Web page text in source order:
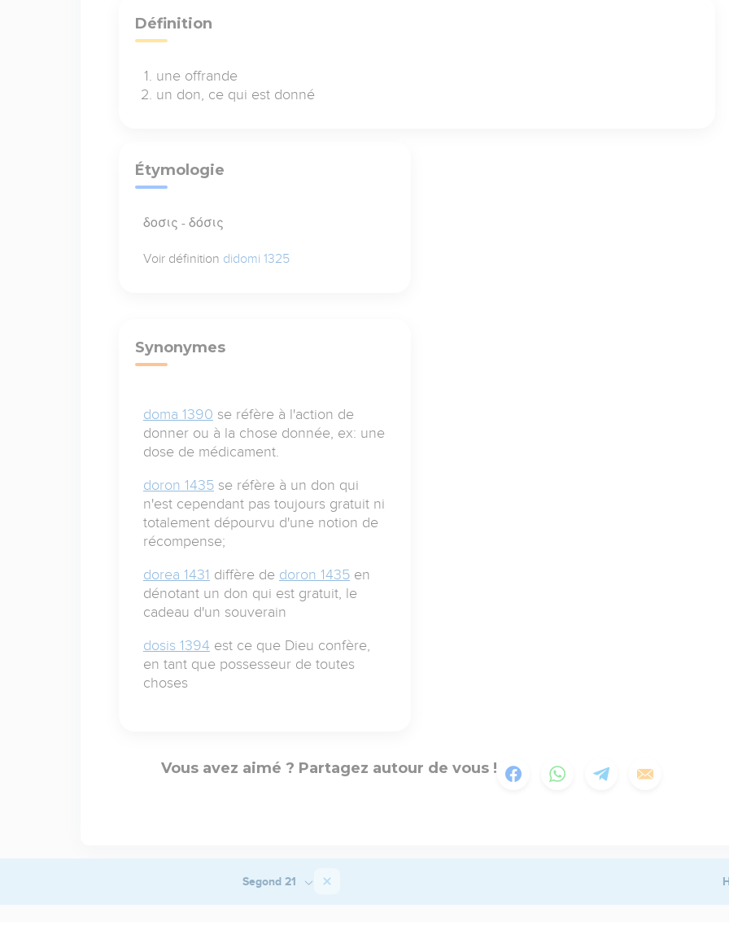
Définition
une offrande
un don, ce qui est donné
Étymologie
δοσις - δόσις
Voir définition didomi 1325
Synonymes
doma 1390 se réfère à l'action de
donner ou à la chose donnée, ex: une
dose de médicament.
doron 1435se réfère à un don qui
n'est cependant pas toujours gratuit ni
totalement dépourvu d'une notion de
récompense;
dorea 1431 diffère de doron 1435en
dénotant un don qui est gratuit, le
cadeau d'un souverain
dosis 1394 est ce que Dieu confère,
en tant que possesseur de toutes
choses
Vous avez aimé ? Partagez autour de vous !
Segond 21